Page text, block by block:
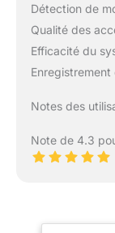
Détection de
Qualité des
Efficacité du
Notes des
Note de 4.3